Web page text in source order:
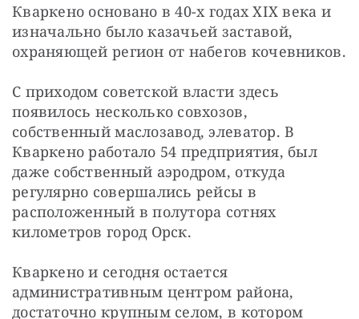
Кваркено основано в 40-х годах XIX века и
изначально было казачьей заставой,
С приходом советской власти здесь
появилось несколько совхозов,
собственный маслозавод, элеватор. В
Кваркено работало 54 предприятия, был
даже собственный аэродром, откуда
регулярно совершались рейсы в
расположенный в полутора сотнях
километров город Орск.
Кваркено и сегодня остается
административным центром района,
достаточно крупным селом, в котором